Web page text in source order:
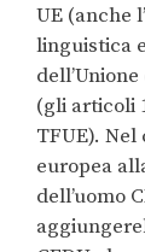
UE (anche
linguistica
(gli articoli
TFUE). Nel
europea
dell’uomo